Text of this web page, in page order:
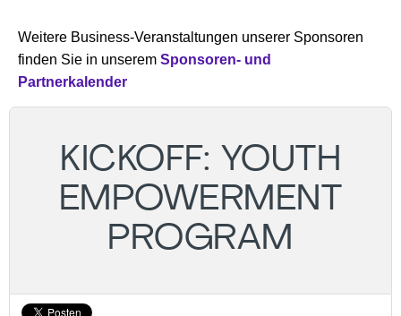
Weitere Business-Veranstaltungen unserer Sponsoren
finden Sie in unserem Sponsoren- und
Partnerkalender
KICKOFF: YOUTH
EMPOWERMENT
PROGRAM